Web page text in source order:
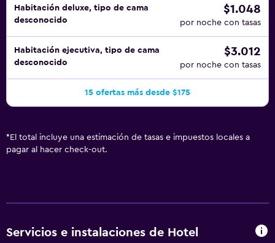
Habitación deluxe, tipo de cama
desconocido
$1.048
por noche con tasas
Habitación ejecutiva, tipo de cama
desconocido
$3.012
por noche con tasas
15 ofertas más desde $175
* El total incluye una estimación de tasas e impuestos locales a
pagar al hacer check-out.
Servicios e instalaciones de Hotel